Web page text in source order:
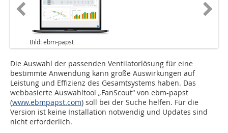
Bild: ebm-papst
Die Auswahl der passenden Ventilatorlösung für eine
bestimmte Anwendung kann große Auswirkungen auf
Leistung und Effizienz des Gesamtsystems haben. Das
webbasierte Auswahltool „FanScout“ von ebm-papst
(www.ebmpapst.com) soll bei der Suche helfen. Für die
Version ist keine Installation notwendig und Updates sind
nicht erforderlich.